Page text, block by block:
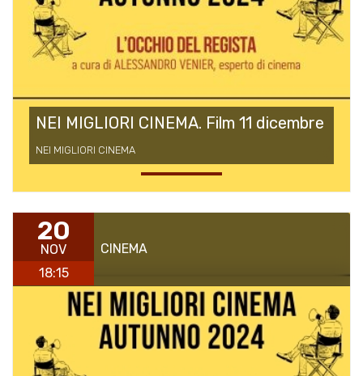
NEI MIGLIORI CINEMA. Film 11 dicembre
NEI MIGLIORI CINEMA
20
NOV
18:15
CINEMA